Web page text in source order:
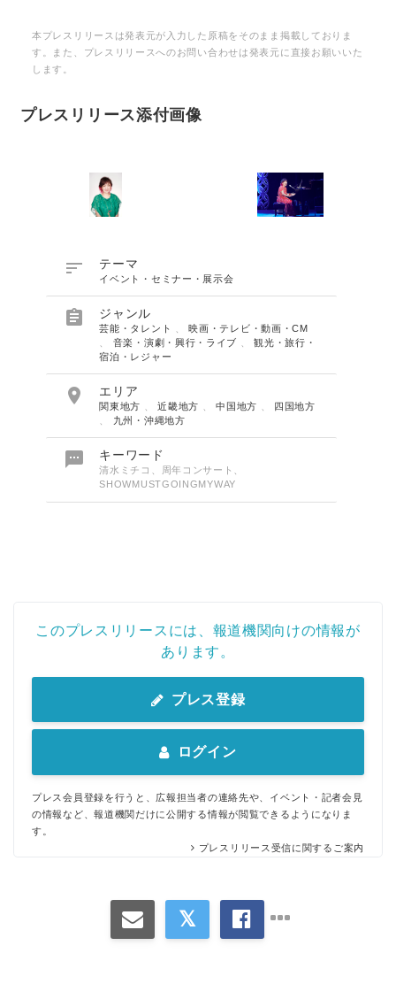
本プレスリリースは発表元が入力した原稿をそのまま掲載しておりま
す。また、プレスリリースへのお問い合わせは発表元に直接お願いいた
します。
プレスリリース添付画像
 テーマ
イベント・セミナー・展示会
 ジャンル
芸能・タレント
映画・テレビ・動画・CM
音楽・演劇・興行・ライブ 、観光・旅行・
宿泊・レジャー
 エリア
関東地方 、近畿地方 、中国地方
四国地方
九州・沖縄地方
 キーワード
清水ミチコ、周年コンサート、
SHOWMUSTGOINGMYWAY
このプレスリリースには、報道機関向けの情報が
あります。
プレス登録
ログイン
プレス会員登録を行うと、広報担当者の連絡先や、イベント・記者会見
の情報など、報道機関だけに公開する情報が閲覧できるようになりま
す。
プレスリリース受信に関するご案内